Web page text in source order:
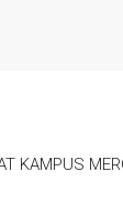
KAMPUS